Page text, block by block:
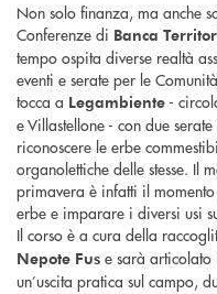
Non solo finanza, ma anche
Conferenze di Banca
tempo ospita diverse realtà
eventi e serate per le
tocca a Legambiente-
e Villastellone - con due
riconoscere le erbe
organolettiche delle stesse. Il
primavera è infatti il
erbe e imparare i diversi usi
Il corso è a cura della
Nepote Fus e sarà
un’uscita pratica sul campo,